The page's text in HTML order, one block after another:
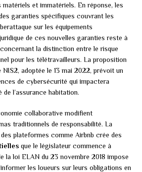
et immatériels. En réponse, les
garanties spécifiques couvrant les
sur les équipements
de ces nouvelles garanties reste à
la distinction entre le risque
pour les télétravailleurs. La proposition
adoptée le 13 mai 2022, prévoit un
de cybersécurité qui impactera
l’assurance habitation.
collaborative modifient
traditionnels de responsabilité. La
plateformes comme Airbnb crée des
que le législateur commence à
la loi ELAN du 23 novembre 2018 impose
les loueurs sur leurs obligations en